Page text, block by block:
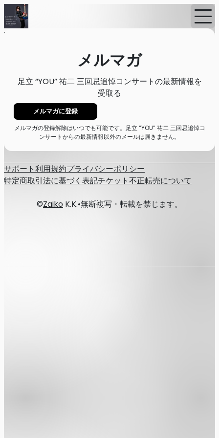
Home
メルマガ
足立 “YOU” 祐二 三回忌追悼コンサートの最新情報を
受取る
メルマガに登録
メルマガの登録解除はいつでも可能です。足立 “YOU” 祐二 三回忌追悼コ
ンサートからの最新情報以外のメールは届きません。
サポート利用規約プライバシーポリシー
特定商取引法に基づく表記チケット不正転売について
©Zaiko K.K.•無断複写・転載を禁じます。